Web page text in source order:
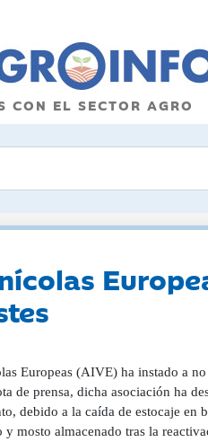
CON EL SECTOR AGRO
Europeas (AIVE) ha instado a
de prensa, dicha asociación ha
debido a la caída de estocaje en
mosto almacenado tras la